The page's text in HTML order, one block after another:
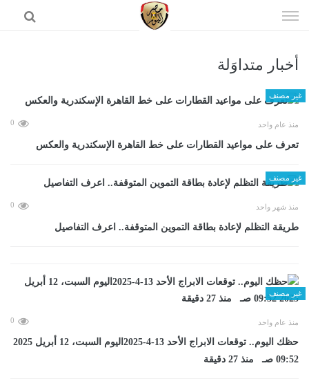
الى
أخبار متداوَلة
غير مصنف
منذ عام واحد 0
تعرف على مواعيد القطارات على خط القاهرة الإسكندرية والعكس
غير مصنف
منذ شهر واحد 0
طريقة التظلم لإعادة بطاقة التموين المتوقفة.. اعرف التفاصيل
غير مصنف
منذ عام واحد 0
حظك اليوم.. توقعات الابراج الأحد 13-4-2025اليوم السبت، 12 أبريل 2025
09:52 صـ منذ 27 دقيقة